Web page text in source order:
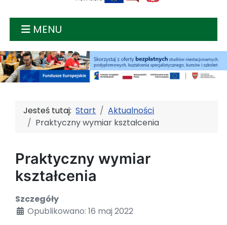
MENU
Jesteś tutaj:Start
Aktualności
Praktyczny wymiar kształcenia
Praktyczny wymiar
kształcenia
Szczegóły
Opublikowano: 16 maj 2022